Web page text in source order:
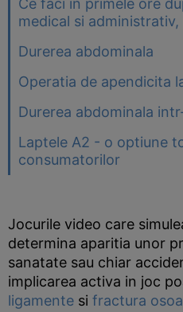
Ce faci in primele ore
medical si administrativ,
Durerea abdominala
Operatia de apendicita
Durerea abdominala
Laptele A2 - o optiune
consumatorilor
Jocurile video care
determina aparitia unor
sanatate sau chiar
implicarea activa in joc
ligamente si fractura